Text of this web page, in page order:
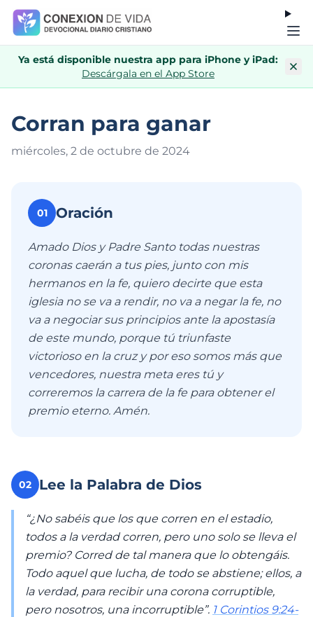
Ya está disponible nuestra app para iPhone y iPad:
Descárgala en el App Store
Corran para ganar
miércoles, 2 de octubre de 2024
01 Oración
Amado Dios y Padre Santo todas nuestras
coronas caerán a tus pies, junto con mis
hermanos en la fe, quiero decirte que esta
iglesia no se va a rendir, no va a negar la fe, no
va a negociar sus principios ante la apostasía
de este mundo, porque tú triunfaste
victorioso en la cruz y por eso somos más que
vencedores, nuestra meta eres tú y
correremos la carrera de la fe para obtener el
premio eterno. Amén.
02 Lee la Palabra de Dios
“¿No sabéis que los que corren en el estadio,
todos a la verdad corren, pero uno solo se lleva el
premio? Corred de tal manera que lo obtengáis.
Todo aquel que lucha, de todo se abstiene; ellos, a
la verdad, para recibir una corona corruptible,
pero nosotros, una incorruptible”. 1 Corintios 9:24-